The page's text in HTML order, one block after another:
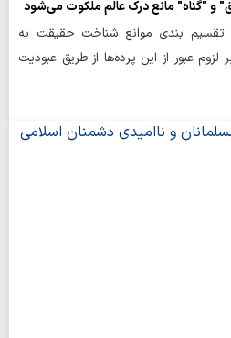
و "گناه" مانع درک عالم ملکوت می‌شود
تقسیم‌ بندی موانع شناخت حقیقت به
عبور از این پرده‌ها از طریق عبودیت